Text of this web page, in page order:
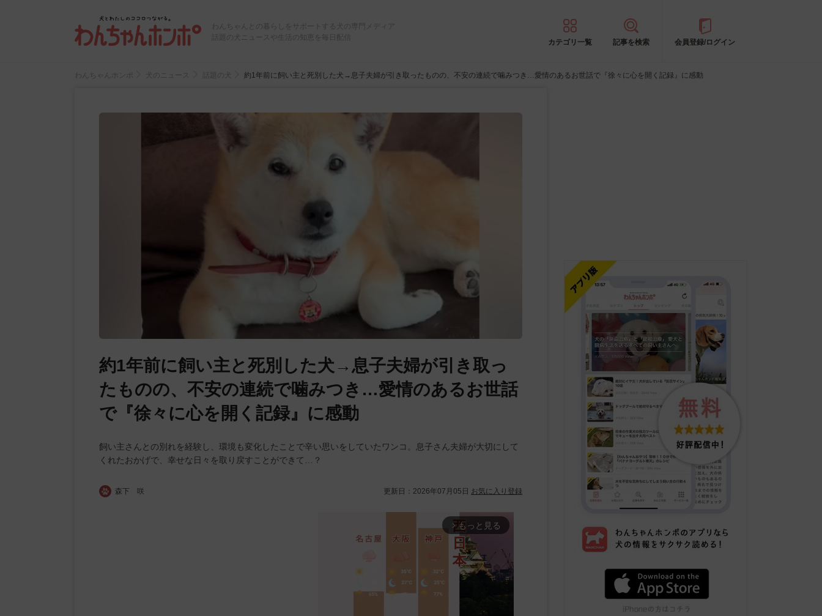
わんちゃんとの暮らしをサポートする犬の専門メディア
話題の犬ニュースや生活の知恵を毎日配信
カテゴリ一覧 記事を検索 会員登録/ログイン
わんちゃんホンポ 犬のニュース 話題の犬 約1年前に飼い主と死別した犬→息子夫婦が引き取ったものの、不安の連続で噛みつき…愛情のあるお世話で『徐々に心を開く記録』に感動
約1年前に飼い主と死別した犬→息子夫婦が引き取っ
たものの、不安の連続で噛みつき…愛情のあるお世話
で『徐々に心を開く記録』に感動
飼い主さんとの別れを経験し、環境も変化したことで辛い思いをしていたワンコ。息子さん夫婦が大切にして
くれたおかげで、幸せな日々を取り戻すことができて…？
森下 咲 更新日： 2026年07月05日 お気に入り登録
arrow_forward_ios もっと見る